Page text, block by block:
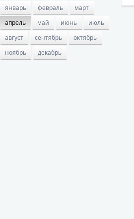
январь февраль
март
апрель
май июнь
июль
август
сентябрь
октябрь
ноябрь
декабрь